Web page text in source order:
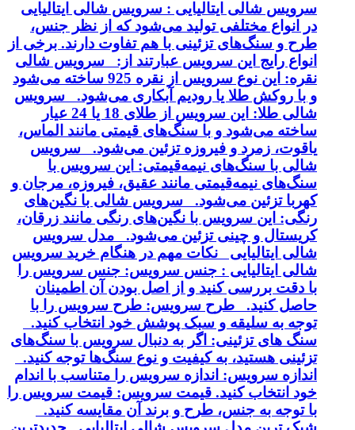
سرویس شالی ایتالیایی : سرویس شالی ایتالیایی
در انواع مختلفی تولید می‌شود که از نظر جنس،
طرح و سنگ‌های تزئینی با هم تفاوت دارند. برخی از
انواع رایج این سرویس عبارتند از: سرویس شالی
نقره: این نوع سرویس از نقره 925 ساخته می‌شود
و با روکش طلا یا رودیم آبکاری می‌شود. سرویس
شالی طلا: این سرویس از طلای 18 یا 24 عیار
ساخته می‌شود و با سنگ‌های قیمتی مانند الماس،
یاقوت، زمرد و فیروزه تزئین می‌شود. سرویس
شالی با سنگ‌های نیمه‌قیمتی: این سرویس با
سنگ‌های نیمه‌قیمتی مانند عقیق، فیروزه، مرجان و
کهربا تزئین می‌شود. سرویس شالی با نگین‌های
رنگی: این سرویس با نگین‌های رنگی مانند زرقان،
کریستال و چینی تزئین می‌شود. مدل سرویس
شالی ایتالیایی نکات مهم در هنگام خرید سرویس
شالی ایتالیایی : جنس سرویس: جنس سرویس را
با دقت بررسی کنید و از اصل بودن آن اطمینان
حاصل کنید. طرح سرویس: طرح سرویس را با
توجه به سلیقه و سبک پوشش خود انتخاب کنید.
سنگ های تزئینی: اگر به دنبال سرویس با سنگ‌های
تزئینی هستید، به کیفیت و نوع سنگ‌ها توجه کنید.
اندازه سرویس: اندازه سرویس را متناسب با اندام
خود انتخاب کنید. قیمت سرویس: قیمت سرویس را
با توجه به جنس، طرح و برند آن مقایسه کنید.